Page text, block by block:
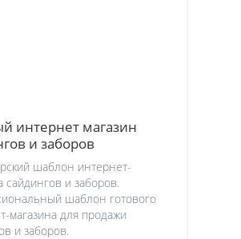
интернет магазин
и заборов
шаблон интернет-
сайдингов и заборов.
шаблон готового
магазина для продажи
и заборов.